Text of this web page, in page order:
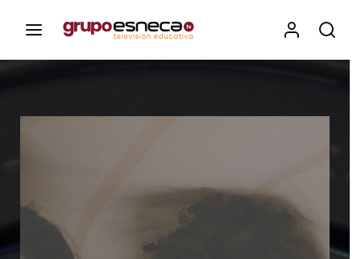
Esneca TV
Iniciar Sesión
Para iniciar sesión debes introducir el
https://elcampusonline.com
Dirección de correo electrónico